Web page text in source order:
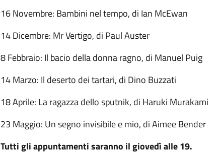
16 Novembre: Bambini nel tempo, di Ian McEwan
14 Dicembre: Mr Vertigo, di Paul Auster
8 Febbraio: Il bacio della donna ragno, di Manuel Puig
14 Marzo: Il deserto dei tartari, di Dino Buzzati
18 Aprile: La ragazza dello sputnik, di Haruki Murakami
23 Maggio: Un segno invisibile e mio, di Aimee Bender
Tutti gli appuntamenti saranno il giovedì alle 19.